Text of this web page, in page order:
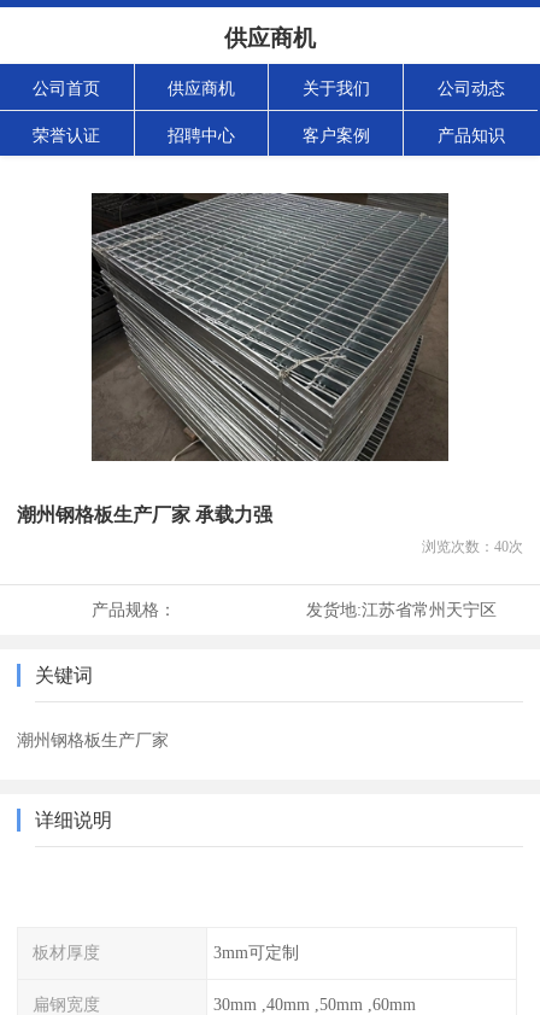
供应商机
公司首页 供应商机 关于我们 公司动态
荣誉认证 招聘中心 客户案例 产品知识
潮州钢格板生产厂家 承载力强
浏览次数： 40次
产品规格： 发货地:江苏省常州天宁区
关键词
潮州钢格板生产厂家
详细说明
板材厚度 3mm可定制
扁钢宽度 30mm ,40mm ,50mm ,60mm